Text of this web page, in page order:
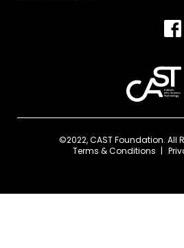
©2022, CAST Foundation. All
Terms & Conditions